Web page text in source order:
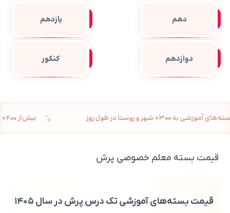
دهم یازدهم
دوازدهم کنکور
بیش‌از ۲۰۰+ ارسال رایگان به اقصی نقاط کشور در طول روز به ۳۰۰+ شهر و روستا در طول روز
قیمت بسته معلم خصوصی پرش
قیمت بسته‌های آموزشی تک درس پرش در سال ۱۴۰۵